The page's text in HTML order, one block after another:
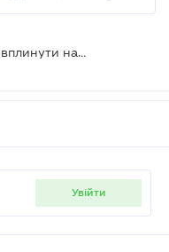
Військові облігації: як облік може вплинути на податки у 2026 році
увійти